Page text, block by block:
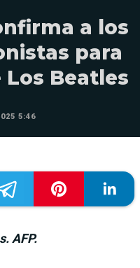
a los
para
Los Beatles
5:46
AFP.